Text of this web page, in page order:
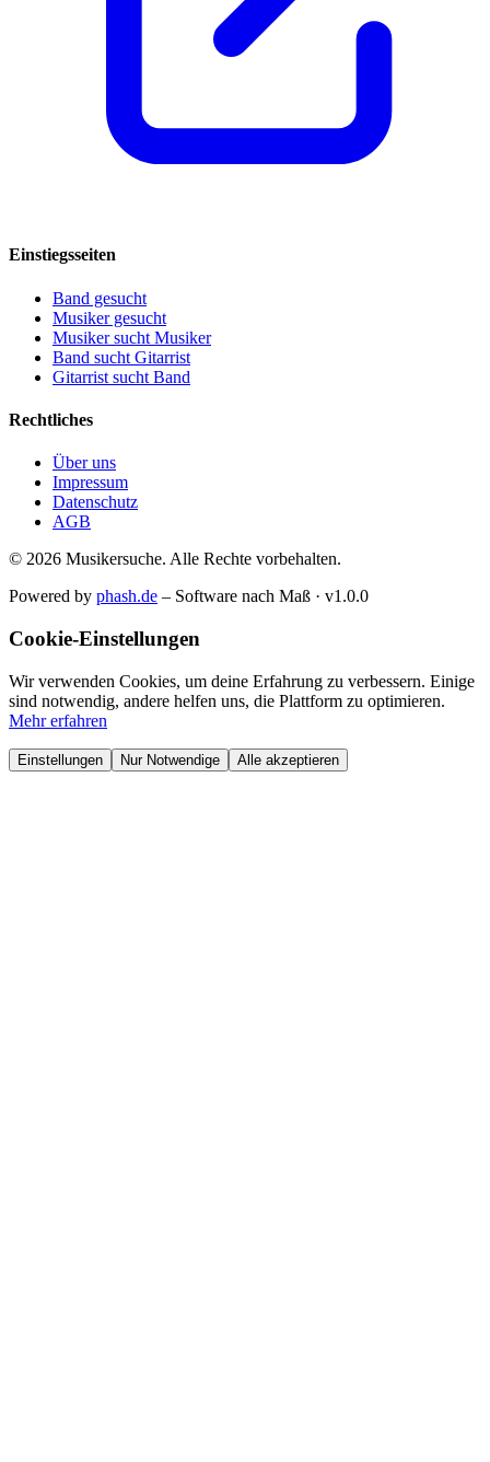
Einstiegsseiten
Band gesucht
Musiker gesucht
Musiker sucht Musiker
Band sucht Gitarrist
Gitarrist sucht Band
Rechtliches
Über uns
Impressum
Datenschutz
AGB
© 2026 Musikersuche. Alle Rechte vorbehalten.
Powered by phash.de – Software nach Maß · v1.0.0
Cookie-Einstellungen
Wir verwenden Cookies, um deine Erfahrung zu verbessern. Einige
sind notwendig, andere helfen uns, die Plattform zu optimieren.
Mehr erfahren
Einstellungen Nur Notwendige Alle akzeptieren